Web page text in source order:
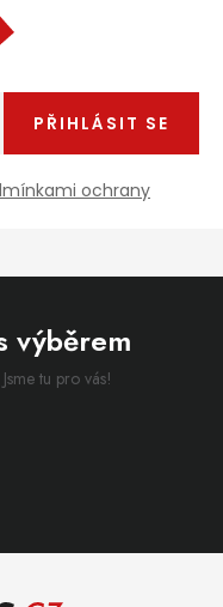
ochrany
PŘIHLÁSIT SE
výběrem
tu pro vás!